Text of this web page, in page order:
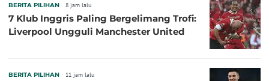
BERITA PILIHAN 8 jam lalu
7 Klub Inggris Paling Bergelimang Trofi:
Liverpool Ungguli Manchester United
BERITA PILIHAN 11 jam lalu